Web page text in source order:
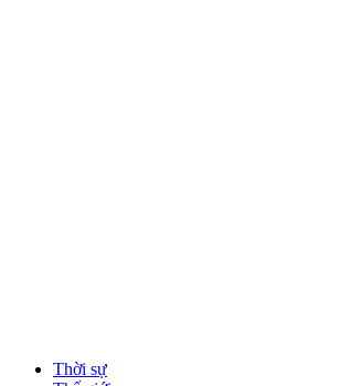
Thời sự